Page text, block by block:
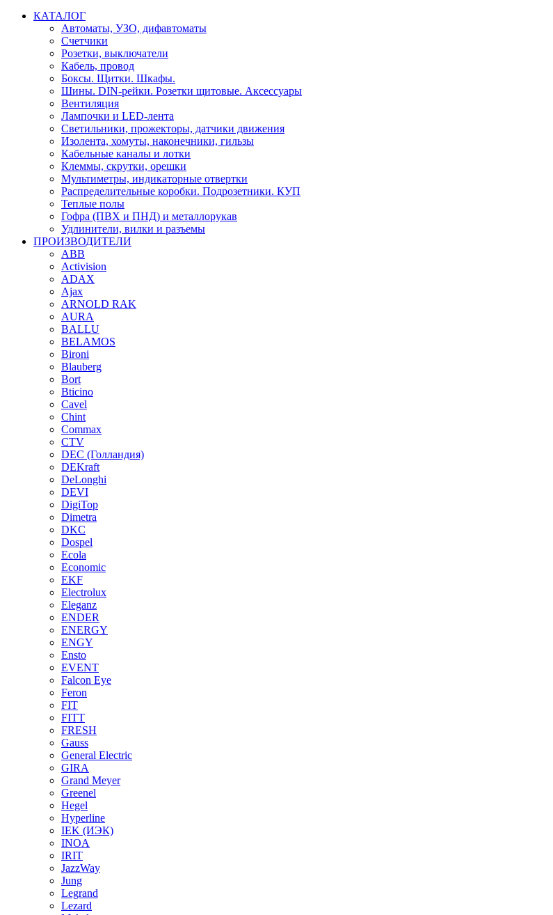
КАТАЛОГ
Автоматы, УЗО, дифавтоматы
Счетчики
Розетки, выключатели
Кабель, провод
Боксы. Щитки. Шкафы.
Шины. DIN-рейки. Розетки щитовые. Аксессуары
Вентиляция
Лампочки и LED-лента
Светильники, прожекторы, датчики движения
Изолента, хомуты, наконечники, гильзы
Кабельные каналы и лотки
Клеммы, скрутки, орешки
Мультиметры, индикаторные отвертки
Распределительные коробки. Подрозетники. КУП
Теплые полы
Гофра (ПВХ и ПНД) и металлорукав
Удлинители, вилки и разъемы
ПРОИЗВОДИТЕЛИ
ABB
Activision
ADAX
Ajax
ARNOLD RAK
AURA
BALLU
BELAMOS
Bironi
Blauberg
Bort
Bticino
Cavel
Chint
Commax
CTV
DEC (Голландия)
DEKraft
DeLonghi
DEVI
DigiTop
Dimetra
DKC
Dospel
Ecola
Economic
EKF
Electrolux
Eleganz
ENDER
ENERGY
ENGY
Ensto
EVENT
Falcon Eye
Feron
FIT
FITT
FRESH
Gauss
General Electric
GIRA
Grand Meyer
Greenel
Hegel
Hyperline
IEK (ИЭК)
INOA
IRIT
JazzWay
Jung
Legrand
Lezard